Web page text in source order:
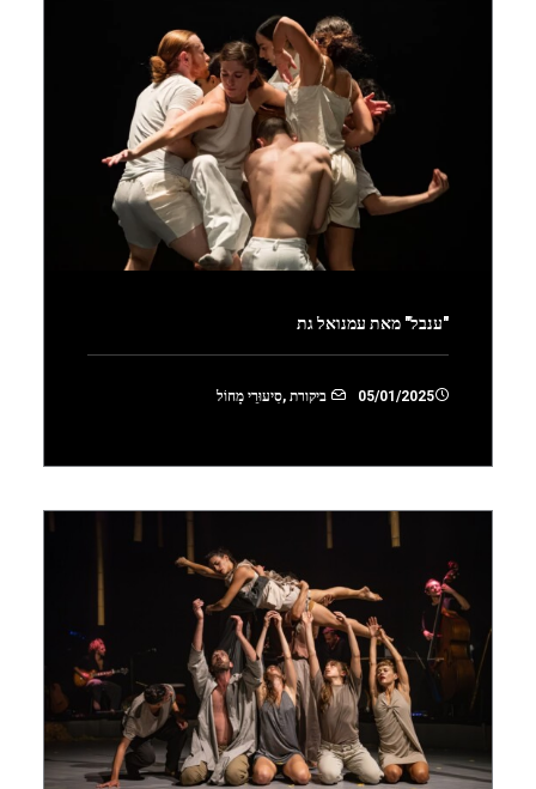
"ענבל" מאת עמנואל גת
05/01/2025 ביקורת ,סִיעוּרֵי מָחוֹל